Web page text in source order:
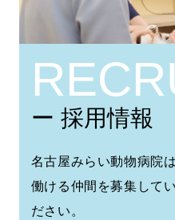
ー 採用情報
名古屋みらい動物病院
働ける仲間を募集して
ださい。